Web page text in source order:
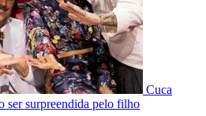
Cuca
ser surpreendida pelo filho